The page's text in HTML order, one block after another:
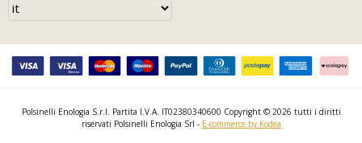
Polsinelli Enologia S.r.l. Partita I.V.A. IT02380340600 Copyright © 2026 tutti i diritti
riservati Polsinelli Enologia Srl - E-commerce by Kodea